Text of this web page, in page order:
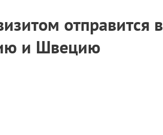
отправится в
и Швецию